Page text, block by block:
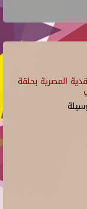
المصرية بحلقة